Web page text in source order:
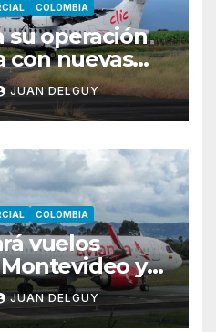
COLOMBIA
su operación
con nuevas
y Tolú
JUAN DELGUY
COLOMBIA
vuelos
y
Bogotá
JUAN DELGUY